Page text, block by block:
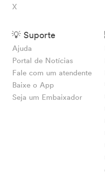
X
💡 Suporte
Ajuda
Portal de Notícias
Fale com um atendente
Baixe o App
Seja um Embaixador